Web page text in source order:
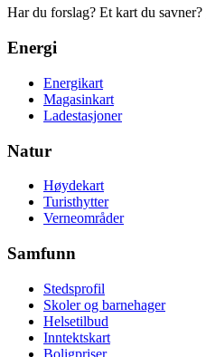
Har du forslag? Et kart du savner?
Energi
Energikart
Magasinkart
Ladestasjoner
Natur
Høydekart
Turisthytter
Verneområder
Samfunn
Stedsprofil
Skoler og barnehager
Helsetilbud
Inntektskart
Boligpriser